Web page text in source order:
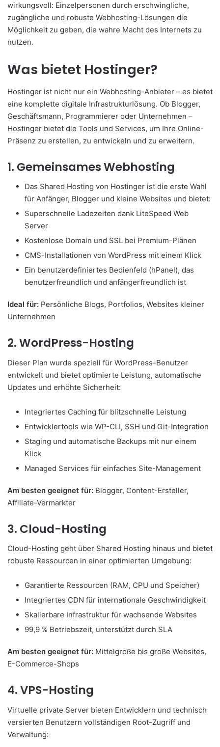
wirkungsvoll: Einzelpersonen durch erschwingliche,
zugängliche und robuste Webhosting-Lösungen die
Möglichkeit zu geben, die wahre Macht des Internets zu
nutzen.
Was bietet Hostinger?
Hostinger ist nicht nur ein Webhosting-Anbieter – es bietet
eine komplette digitale Infrastrukturlösung. Ob Blogger,
Geschäftsmann, Programmierer oder Unternehmen –
Hostinger bietet die Tools und Services, um Ihre Online-
Präsenz zu erstellen, zu entwickeln und zu erweitern.
1. Gemeinsames Webhosting
Das Shared Hosting von Hostinger ist die erste Wahl
für Anfänger, Blogger und kleine Websites und bietet:
Superschnelle Ladezeiten dank LiteSpeed Web
Server
Kostenlose Domain und SSL bei Premium-Plänen
CMS-Installationen von WordPress mit einem Klick
Ein benutzerdefiniertes Bedienfeld (hPanel), das
benutzerfreundlich und anfängerfreundlich ist
Ideal für: Persönliche Blogs, Portfolios, Websites kleiner
Unternehmen
2. WordPress-Hosting
Dieser Plan wurde speziell für WordPress-Benutzer
entwickelt und bietet optimierte Leistung, automatische
Updates und erhöhte Sicherheit:
Integriertes Caching für blitzschnelle Leistung
Entwicklertools wie WP-CLI, SSH und Git-Integration
Staging und automatische Backups mit nur einem
Klick
Managed Services für einfaches Site-Management
Am besten geeignet für: Blogger, Content-Ersteller,
Affiliate-Vermarkter
3. Cloud-Hosting
Cloud-Hosting geht über Shared Hosting hinaus und bietet
robuste Ressourcen in einer optimierten Umgebung:
Garantierte Ressourcen (RAM, CPU und Speicher)
Integriertes CDN für internationale Geschwindigkeit
Skalierbare Infrastruktur für wachsende Websites
99,9 % Betriebszeit, unterstützt durch SLA
Am besten geeignet für: Mittelgroße bis große Websites,
E-Commerce-Shops
4. VPS-Hosting
Virtuelle private Server bieten Entwicklern und technisch
versierten Benutzern vollständigen Root-Zugriff und
Verwaltung: